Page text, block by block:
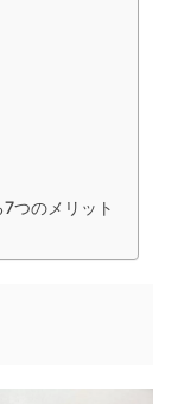
つのメリット